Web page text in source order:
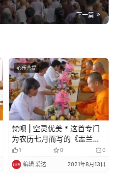
下一篇
心乐菩提
梵呗 | 空灵优美 * 这首专门
为农历七月而写的《盂兰盆
节的故事》太好听了
1 0 0
编辑 爱达 2021年8月13日